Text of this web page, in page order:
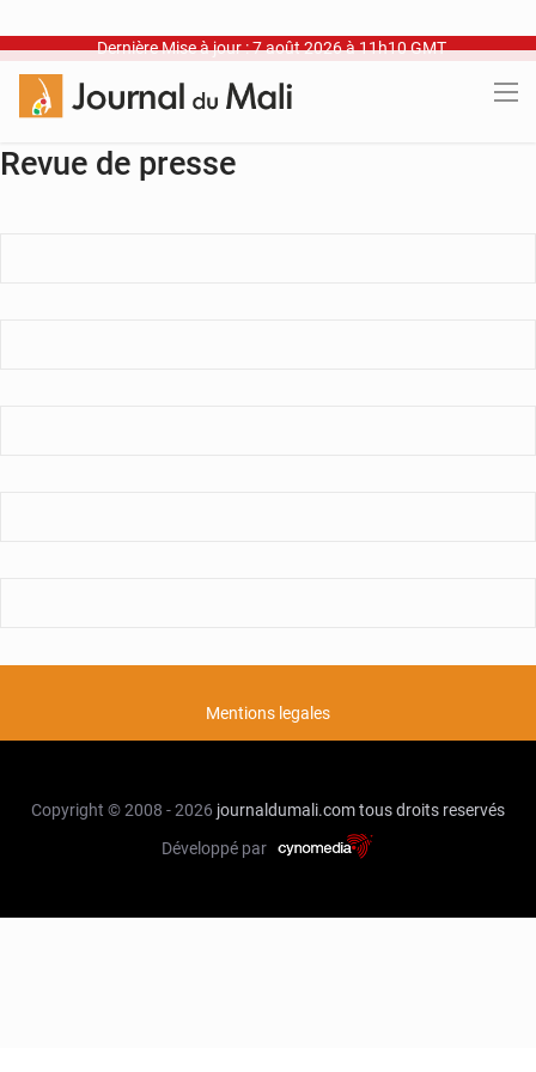
Dernière Mise à jour : 7 août 2026 à 11h10 GMT
Revue de presse
Mentions legales
Copyright © 2008 - 2026 journaldumali.comtous droits reservés
Développé par